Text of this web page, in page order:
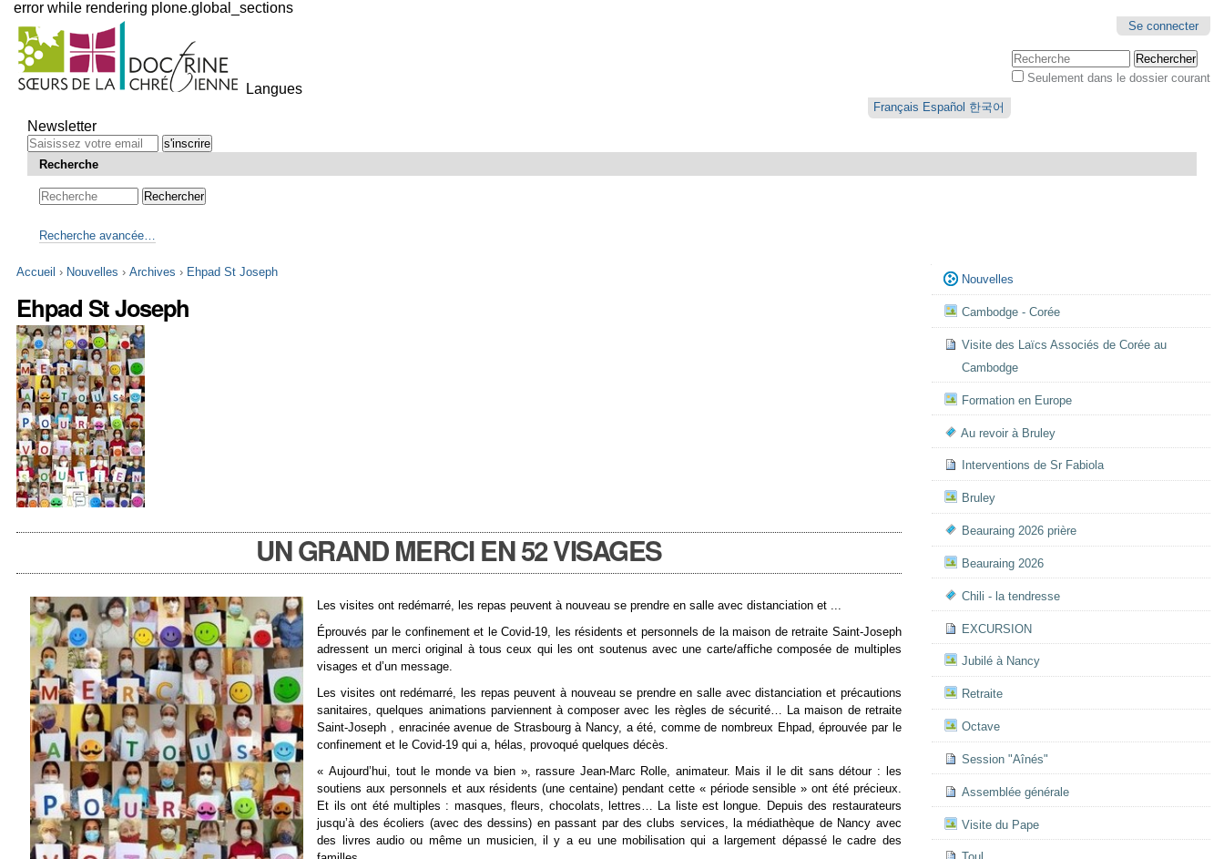
error while rendering plone.global_sections
Outils
personnels
Se connecter
Chercher par
Seulement dans le dossier courant
Langues
Français Español 한국어
au
contenu.
Aller
Newsletter
Recherche
Recherche avancée…
Accueil › Nouvelles ›Archives › Ehpad St Joseph
Ehpad St Joseph
UN GRAND MERCI EN 52 VISAGES
Les visites ont redémarré, les repas peuvent à nouveau se prendre en salle avec distanciation et ...
Éprouvés par le confinement et le Covid-19, les résidents et personnels de la maison de retraite Saint-Joseph
adressent un merci original à tous ceux qui les ont soutenus avec une carte/affiche composée de multiples
visages et d’un message.
Les visites ont redémarré, les repas peuvent à nouveau se prendre en salle avec distanciation et précautions
sanitaires, quelques animations parviennent à composer avec les règles de sécurité… La maison de retraite
Saint-Joseph , enracinée avenue de Strasbourg à Nancy, a été, comme de nombreux Ehpad, éprouvée par le
confinement et le Covid-19 qui a, hélas, provoqué quelques décès.
« Aujourd’hui, tout le monde va bien », rassure Jean-Marc Rolle, animateur. Mais il le dit sans détour : les
soutiens aux personnels et aux résidents (une centaine) pendant cette « période sensible » ont été précieux.
Et ils ont été multiples : masques, fleurs, chocolats, lettres… La liste est longue. Depuis des restaurateurs
jusqu’à des écoliers (avec des dessins) en passant par des clubs services, la médiathèque de Nancy avec
des livres audio ou même un musicien, il y a eu une mobilisation qui a largement dépassé le cadre des
Navigation
Nouvelles
Cambodge - Corée
Visite des Laïcs Associés de Corée au
Cambodge
Formation en Europe
Au revoir à Bruley
Interventions de Sr Fabiola
Bruley
Beauraing 2026 prière
Beauraing 2026
Chili - la tendresse
EXCURSION
Jubilé à Nancy
Retraite
Octave
Session "Aînés"
Assemblée générale
Visite du Pape